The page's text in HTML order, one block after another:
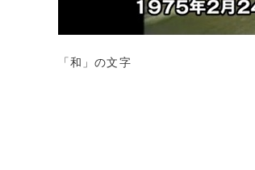
「和」の文字